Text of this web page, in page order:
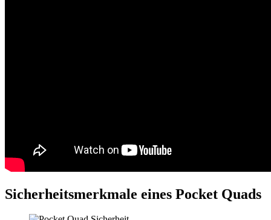
Sicherheitsmerkmale eines Pocket Quads